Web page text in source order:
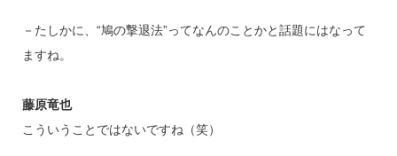
－たしかに、“鳩の撃退法”ってなんのことかと話題にはなって
ますね。
藤原竜也
こういうことではないですね（笑）